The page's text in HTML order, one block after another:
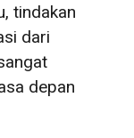
tindakan
dari
depan